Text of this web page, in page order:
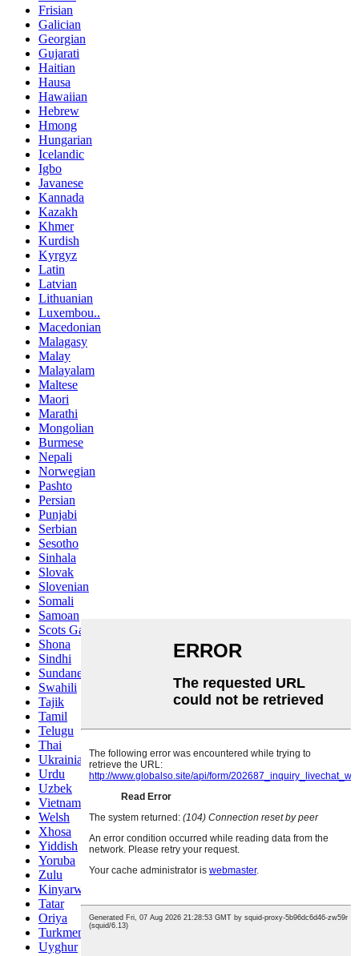
Frisian
Galician
Georgian
Gujarati
Haitian
Hausa
Hawaiian
Hebrew
Hmong
Hungarian
Icelandic
Igbo
Javanese
Kannada
Kazakh
Khmer
Kurdish
Kyrgyz
Latin
Latvian
Lithuanian
Luxembou..
Macedonian
Malagasy
Malay
Malayalam
Maltese
Maori
Marathi
Mongolian
Burmese
Nepali
Norwegian
Pashto
Persian
Punjabi
Serbian
Sesotho
Sinhala
Slovak
Slovenian
Somali
Samoan
Scots Gaelic
Shona
Sindhi
Sundanese
Swahili
Tajik
Tamil
Telugu
Thai
Ukrainian
Urdu
Uzbek
Vietnamese
Welsh
Xhosa
Yiddish
Yoruba
Zulu
Kinyarwanda
Tatar
Oriya
Turkmen
Uyghur